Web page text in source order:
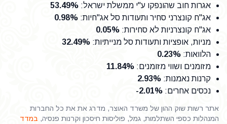
אגרות חוב שהונפקו ע"י ממשלת ישראל:
53.49%
אג"ח קונצרני סחיר ותעודות סל אג"חיות:
0.98%
אג"ח קונצרניות לא סחירות:
0.05%
מניות, אופציות ותעודות סל מנייתיות:
32.49%
הלוואות:
0.23%
מזומנים ושווי מזומנים:
11.84%
קרנות נאמנות:
2.93%
נכסים אחרים:
-2.01%
אתר רשות שוק ההון של משרד האוצר, מדרג את את כל החברות
המנהלות כספי השתלמות, גמל, פוליסות חיסכון וקרנות פנסיה, במדד